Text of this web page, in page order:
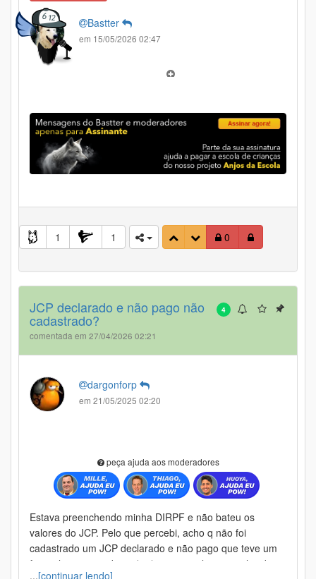
Bastter
em 15/05/2026 02:47
1 1 0
4
JCP declarado e não pago não
cadastrado?
comentada em 27/04/2026 02:21
dargonforp
em 21/05/2025 02:20
peça ajuda aos moderadores
Estava preenchendo minha DIRPF e não bateu os
valores do JCP. Pelo que percebi, acho q não foi
cadastrado um JCP declarado e não pago que teve um
fato relevante no dia 05/12/24, com valores atualizados
...[continuar lendo]